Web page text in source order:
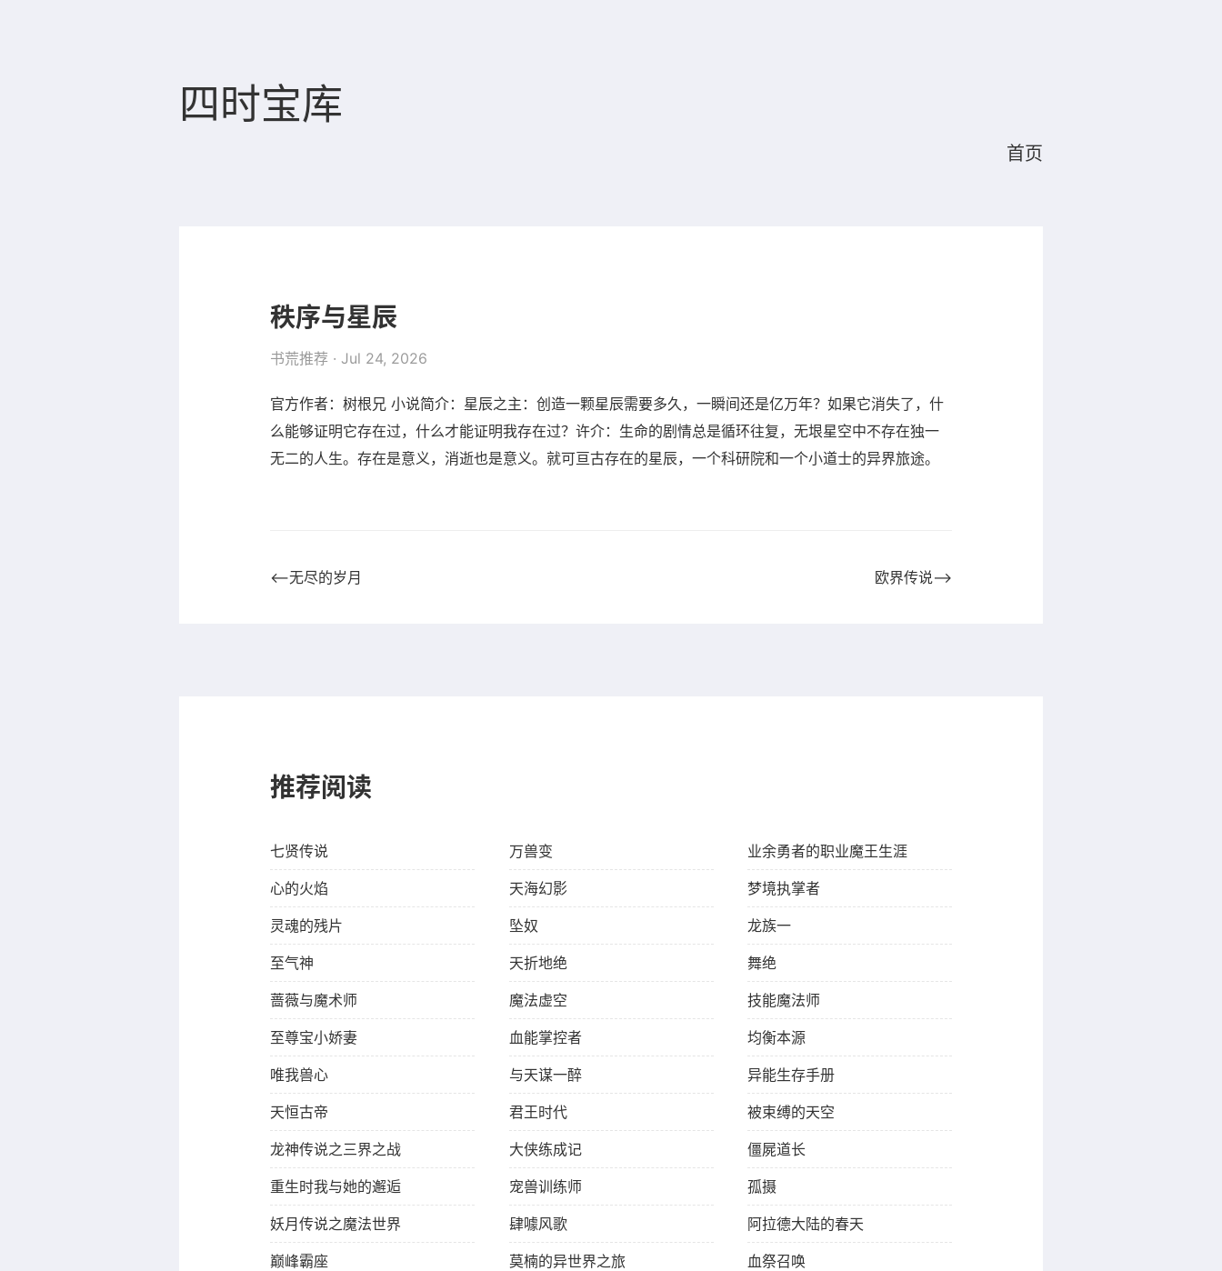
四时宝库
首页
秩序与星辰
书荒推荐 · Jul 24, 2026
官方作者：树根兄 小说简介：星辰之主：创造一颗星辰需要多久，一瞬间还是亿万年？如果它消失了，什
么能够证明它存在过，什么才能证明我存在过？许介：生命的剧情总是循环往复，无垠星空中不存在独一
无二的人生。存在是意义，消逝也是意义。就可亘古存在的星辰，一个科研院和一个小道士的异界旅途。
⟵无尽的岁月 欧界传说⟶
推荐阅读
七贤传说 万兽变 业余勇者的职业魔王生涯
心的火焰 天海幻影 梦境执掌者
灵魂的残片 坠奴 龙族一
至气神 天折地绝 舞绝
蔷薇与魔术师 魔法虚空 技能魔法师
至尊宝小娇妻 血能掌控者 均衡本源
唯我兽心 与天谋一醉 异能生存手册
天恒古帝 君王时代 被束缚的天空
龙神传说之三界之战 大侠练成记 僵屍道长
重生时我与她的邂逅 宠兽训练师 孤摄
妖月传说之魔法世界 肆噱风歌 阿拉德大陆的春天
巅峰霸座 莫楠的异世界之旅 血祭召唤